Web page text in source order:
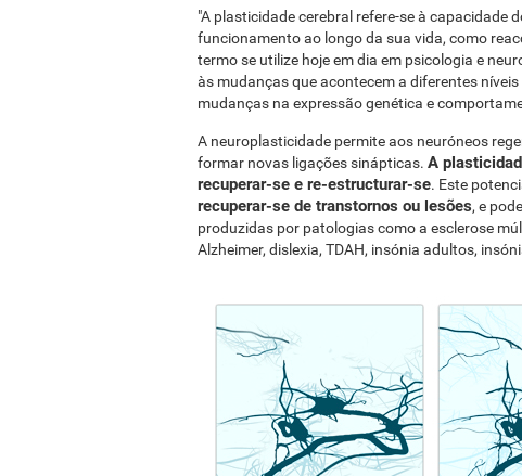
"A plasticidade cerebral refere-se à capacidade
funcionamento ao longo da sua vida, como
termo se utilize hoje em dia em psicologia e
às mudanças que acontecem a diferentes
mudanças na expressão genética e
A neuroplasticidade permite aos neuróneos
formar novas ligações sinápticas. A
recuperar-se e re-estructurar-se. Este
recuperar-se de transtornos ou lesões, e
produzidas por patologias como a esclerose
Alzheimer, dislexia, TDAH, insónia adultos,